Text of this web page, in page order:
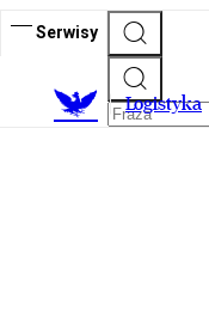
Serwisy
Logistyka